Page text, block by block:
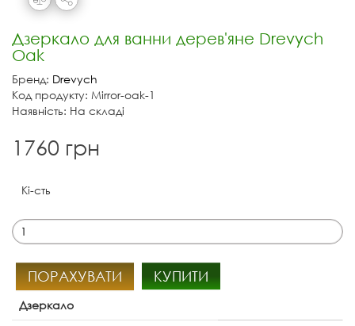
Дзеркало для ванни дерев'яне Drevych
Oak
Бренд: Drevych
Код продукту: Mirror-oak-1
Наявність: На складі
1760 грн
Кі-сть
ПОРАХУВАТИ КУПИТИ
Дзеркало